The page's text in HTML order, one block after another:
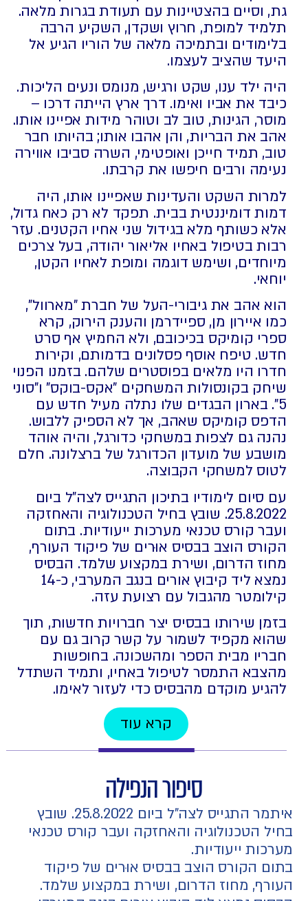
גת, וסיים בהצטיינות עם תעודת בגרות מלאה.
תלמיד למופת, חרוץ ושקדן, השקיע הרבה
בלימודים ובתמיכה מלאה של הוריו הגיע אל
היעד שהציב לעצמו.
היה ילד ענו, שקט ורגיש, מנומס ונעים הליכות.
כיבד את אביו ואימו. דרך ארץ הייתה דרכו –
מוסר, הגינות, טוב לב וטוהר מידות אפיינו אותו.
אהב את הבריות, והן אהבו אותו; בהיותו חבר
טוב, תמיד חייכן ואופטימי, השרה סביבו אווירה
נעימה ורבים חיפשו את קרבתו.
למרות השקט והעדינות שאפיינו אותו, היה
דמות דומיננטית בבית. תפקד לא רק כאח גדול,
אלא כשותף מלא בגידול שני אחיו הקטנים. עזר
רבות בטיפול באחיו אליאור יהודה, בעל צרכים
מיוחדים, ושימש דוגמה ומופת לאחיו הקטן,
יוחאי.
הוא אהב את גיבורי-העל של חברת "מארוול",
כמו איירון מן, ספיידרמן והענק הירוק, קרא
ספרי קומיקס בכיכובם, ולא החמיץ אף סרט
חדש. טיפח אוסף פסלונים בדמותם, וקירות
חדרו היו מלאים בפוסטרים שלהם. בזמנו הפנוי
שיחק בקונסולות המשחקים "אקס-בוקס" ו"סוני
5". בארון הבגדים שלו נתלה מעיל חדש עם
הדפס קומיקס שאהב, אך לא הספיק ללבוש.
נהנה גם לצפות במשחקי כדורגל, והיה אוהד
מושבע של מועדון הכדורגל של ברצלונה. חלם
לטוס למשחקי הקבוצה.
עם סיום לימודיו בתיכון התגייס לצה"ל ביום
25.8.2022. שובץ בחיל הטכנולוגיה והאחזקה
ועבר קורס טכנאי מערכות ייעודיות. בתום
הקורס הוצב בבסיס אוּרים של פיקוד העורף,
מחוז הדרום, ושירת במקצוע שלמד. הבסיס
נמצא ליד קיבוץ אורים בנגב המערבי, כ-14
קילומטר מהגבול עם רצועת עזה.
בזמן שירותו בבסיס יצר חברויות חדשות, תוך
שהוא מקפיד לשמור על קשר קרוב גם עם
חבריו מבית הספר ומהשכונה. בחופשות
מהצבא התמסר לטיפול באחיו, ותמיד השתדל
להגיע מוקדם מהבסיס כדי לעזור לאימו.
קרא עוד
סיפור הנפילה
איתמר התגייס לצה"ל ביום 25.8.2022. שובץ
בחיל הטכנולוגיה והאחזקה ועבר קורס טכנאי
מערכות ייעודיות.
בתום הקורס הוצב בבסיס אוּרים של פיקוד
העורף, מחוז הדרום, ושירת במקצוע שלמד.